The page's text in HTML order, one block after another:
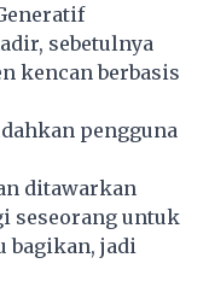
sebetulnya
kencan berbasis
pengguna
ditawarkan
seseorang untuk
bagikan, jadi